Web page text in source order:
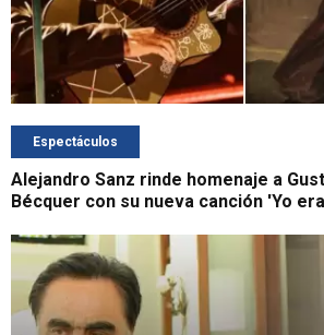
Espectáculos
Alejandro Sanz rinde homenaje a
Bécquer con su nueva canción 'Yo